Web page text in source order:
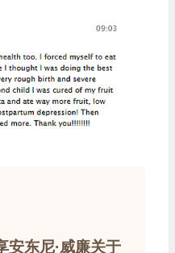
安东尼·威廉关于